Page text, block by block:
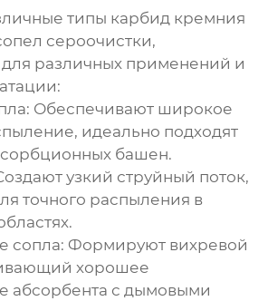
типы карбид кремния
сероочистки,
различных применений и
Обеспечивают широкое
идеально подходят
башен.
узкий струйный поток,
точного распыления в
сопла: Формируют вихревой
хорошее
абсорбента с дымовыми